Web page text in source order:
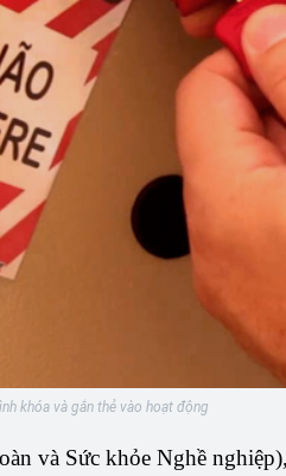
khóa và gắn thẻ vào hoạt động
và Sức khỏe Nghề